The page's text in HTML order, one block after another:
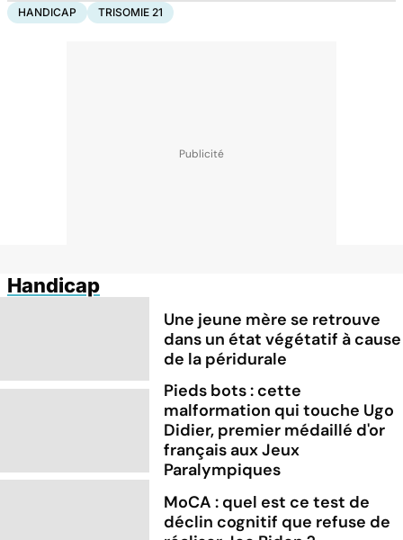
HANDICAP TRISOMIE 21
Handicap
Une jeune mère se retrouve
dans un état végétatif à cause
de la péridurale
Pieds bots : cette
malformation qui touche Ugo
Didier, premier médaillé d'or
français aux Jeux
Paralympiques
MoCA : quel est ce test de
déclin cognitif que refuse de